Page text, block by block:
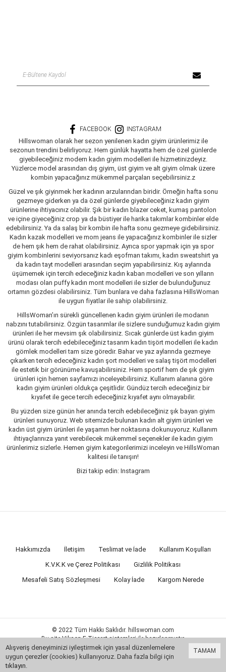
FACEBOOK INSTAGRAM
Hillswoman olarak her sezon yenilenen kadın giyim ürünlerimiz ile
sezonun trendini belirliyoruz. Hem günlük hayatta hem de özel günlerde
giyebileceğiniz modern kadın giyim modelleri ile hizmetinizdeyiz.
Yüzlerce model arasından dış giyim, üst giyim ve alt giyim olmak üzere
kombin yapacağınız mükemmel parçaları seçebilirsiniz.z
Güzel ve şık giyinmek her kadının arzularından biridir. Örneğin hafta sonu
gezmeye giderken ya da özel günlerde giyebileceğiniz kadın giyim
ürünlerine ihtiyacınız olabilir. Şık bir kadın blazer ceket, kumaş pantolon
ve içine giyeceğiniz crop ya da büstiyer ile harika takımlar kombinler elde
edebilirsiniz. Ya da salaş bir kombin ile hafta sonu gezmeye gidebilirsiniz.
Kadın kazak modelleri ve mom jeans ile yapacağınız kombinler ile sizler
de hem şık hem de rahat olabilirsiniz. Ayrıca spor yapmak için ya spor
giyim kombinlerini seviyorsanız kadı eşofman takımı, kadın sweatshirt ya
da kadın tayt modelleri arasından seçim yapabilirsiniz. Kış aylarında
üşümemek için tercih edeceğiniz kadın kaban modelleri ve son yılların
modası olan puffy kadın mont modelleri ile sizler de bulunduğunuz
ortamın gözdesi olabilirsiniz. Tüm bunlara ve daha fazlasına HillsWoman
ile uygun fiyatlar ile sahip olabilirsiniz.
HillsWoman’ın sürekli güncellenen kadın giyim ürünleri ile modanın
nabzını tutabilirsiniz. Özgün tasarımlar ile sizlere sunduğumuz kadın giyim
ürünleri ile her mevsim şık olabilirsiniz. Sıcak günlerde üst kadın giyim
ürünü olarak tercih edebileceğiniz tasarım kadın tişört modelleri ile kadın
gömlek modelleri tam size göredir. Bahar ve yaz aylarında gezmeye
çıkarken tercih edeceğiniz kadın şort modelleri ve salaş tişört modelleri
ile estetik bir görünüme kavuşabilirsiniz. Hem sportif hem de şık giyim
ürünleri için hemen sayfamızı inceleyebilirsiniz. Kullanım alanına göre
kadın giyim ürünleri oldukça çeşitlidir. Gündüz tercih edeceğiniz bir
kıyafet ile gece tercih edeceğiniz kıyafet aynı olmayabilir.
Bu yüzden size günün her anında tercih edebileceğiniz şık bayan giyim
ürünleri sunuyoruz. Web sitemizde bulunan kadın alt giyim ürünleri ve
kadın üst giyim ürünleri ile yaşamın her noktasına dokunuyoruz. Kullanım
ihtiyaçlarınıza yanıt verebilecek mükemmel seçenekler ile kadın giyim
ürünlerimiz sizlerle. Hemen giyim kategorilerimizi inceleyin ve HillsWoman
kalitesi ile tanışın!
Bizi takip edin: Instagram
Hakkımızda İletişim Teslimat ve İade
Kullanım Koşulları
K.V.K.K ve Çerez Politikası
Gizlilik Politikası
Mesafeli Satış Sözleşmesi
Kolay İade Kargom Nerede
© 2022 Tüm Hakkı Saklıdır. hillswoman.com
Bu siteVikaon E-Ticaret sistemleriile hazırlanmıştır.
TAMAM
Alışveriş deneyiminizi iyileştirmek için yasal düzenlemelere
uygun çerezler (cookies) kullanıyoruz. Daha fazla bilgi için
tıklayın.